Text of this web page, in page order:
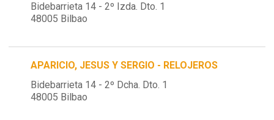
Bidebarrieta 14 - 2º Izda. Dto. 1
48005 Bilbao
APARICIO, JESUS Y SERGIO - RELOJEROS
Bidebarrieta 14 - 2º Dcha. Dto. 1
48005 Bilbao